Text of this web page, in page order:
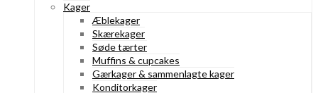
Kager
Æblekager
Skærekager
Søde tærter
Muffins & cupcakes
Gærkager & sammenlagte kager
Konditorkager